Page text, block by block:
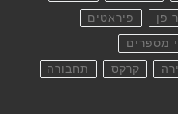
פן פיראטים
מספרים
קרקס תחבורה